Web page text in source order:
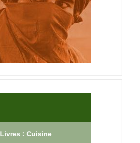
Livres : Cuisine